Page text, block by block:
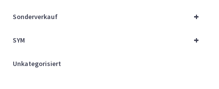
+
Sonderverkauf
+
SYM
Unkategorisiert